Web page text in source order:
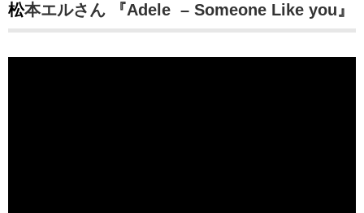
松本エルさん 『Adele – Someone Like you』